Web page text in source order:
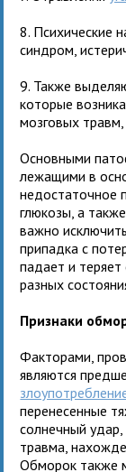
8. Психические
синдром,
9. Также
которые
мозговых
Основными
лежащими в
недостаточное
глюкозы, а
важно
припадка с
падает и
разных
Признаки
Факторами,
являются
перенесенные
солнечный удар,
травма,
Обморок также